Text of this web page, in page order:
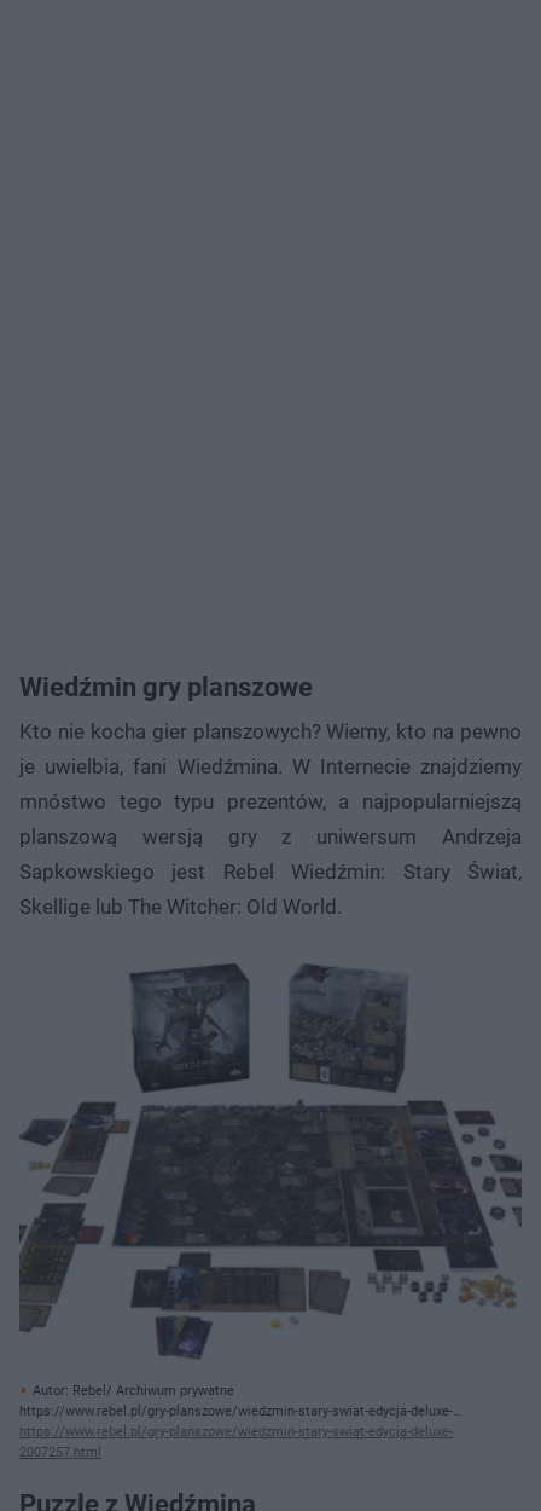
Wiedźmin gry planszowe
Kto nie kocha gier planszowych? Wiemy, kto na pewno
je uwielbia, fani Wiedźmina. W Internecie znajdziemy
mnóstwo tego typu prezentów, a najpopularniejszą
planszową wersją gry z uniwersum Andrzeja
Sapkowskiego jest Rebel Wiedźmin: Stary Świat,
Skellige lub The Witcher: Old World.
Autor: Rebel/ Archiwum prywatne
https://www.rebel.pl/gry-planszowe/wiedzmin-stary-swiat-edycja-deluxe-
2007257.html
https://www.rebel.pl/gry-planszowe/wiedzmin-stary-swiat-edycja-deluxe-
2007257.html
Puzzle z Wiedźmina